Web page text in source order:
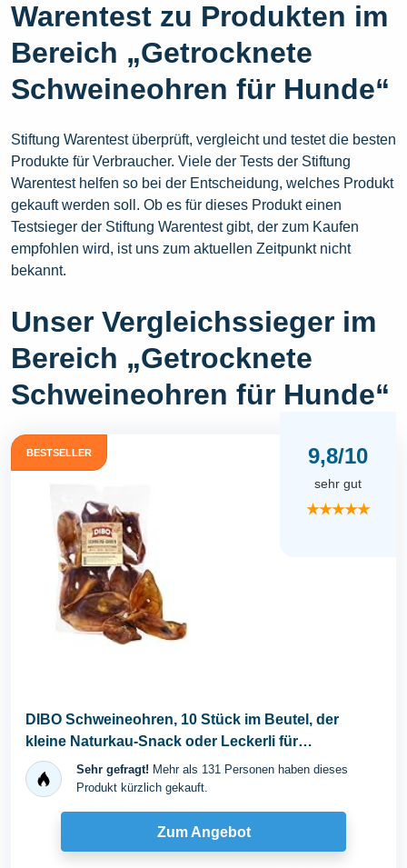
Warentest zu Produkten im
Bereich „Getrocknete
Schweineohren für Hunde“
Stiftung Warentest überprüft, vergleicht und testet die besten
Produkte für Verbraucher. Viele der Tests der Stiftung
Warentest helfen so bei der Entscheidung, welches Produkt
gekauft werden soll. Ob es für dieses Produkt einen
Testsieger der Stiftung Warentest gibt, der zum Kaufen
empfohlen wird, ist uns zum aktuellen Zeitpunkt nicht
bekannt.
Unser Vergleichssieger im
Bereich „Getrocknete
Schweineohren für Hunde“
BESTSELLER 9,8/10
sehr gut
★★★★★
DIBO Schweineohren, 10 Stück im Beutel, der
kleine Naturkau-Snack oder Leckerli für
Zwischendurch...
Sehr gefragt! Mehr als 131 Personen haben dieses
Produkt kürzlich gekauft.
Zum Angebot